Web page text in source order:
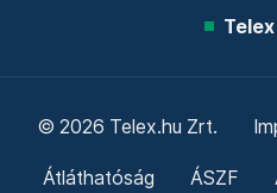
© 2026 Telex.hu Zrt.
Átláthatóság ÁSZF